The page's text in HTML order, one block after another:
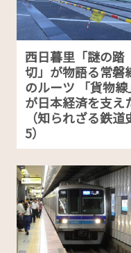
西日暮里「謎の踏
切」が物語る常磐
のルーツ 「貨物線
が日本経済を支え
（知られざる鉄道
5）